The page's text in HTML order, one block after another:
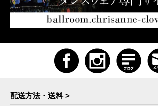
配送方法・送料 >